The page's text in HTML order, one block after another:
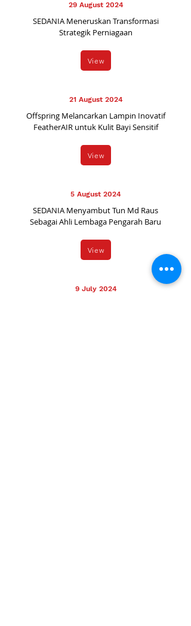
29 August 2024
SEDANIA Meneruskan Transformasi
Strategik Perniagaan
View
21 August 2024
Offspring Melancarkan Lampin Inovatif
FeatherAIR untuk Kulit Bayi Sensitif
View
5 August 2024
SEDANIA Menyambut Tun Md Raus
Sebagai Ahli Lembaga Pengarah Baru
View
9 July 2024